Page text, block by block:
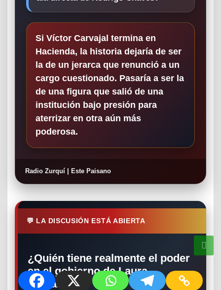
Si Víctor Carvajal termina en
Hacienda, la historia dejaría de ser
la de un jerarca que renunció a un
cargo cuestionado. Pasaría a ser la
de una figura que salió de una
institución bajo presión para
aterrizar en otra aún más
poderosa.
Radio Zurquí | Este Paisano
💬 LA DISCUSIÓN ESTÁ ABIERTA
¿Quién tiene realmente el poder
en el gobierno de Laura
Fernández?